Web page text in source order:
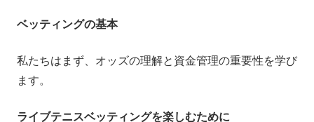
ベッティングの基本
私たちはまず、オッズの理解と資金管理の重要性を学び
ます。
ライブテニスベッティングを楽しむために